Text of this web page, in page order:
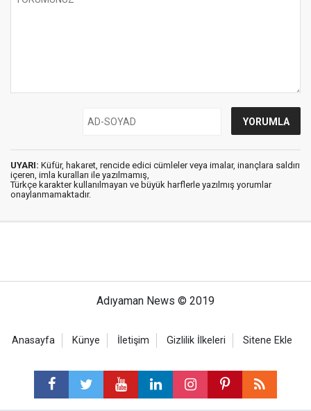
UYARI: Küfür, hakaret, rencide edici cümleler veya imalar, inançlara saldırı
içeren, imla kuralları ile yazılmamış,
Türkçe karakter kullanılmayan ve büyük harflerle yazılmış yorumlar
onaylanmamaktadır.
Adıyaman News © 2019
Anasayfa Künye İletişim Gizlilik İlkeleri Sitene Ekle